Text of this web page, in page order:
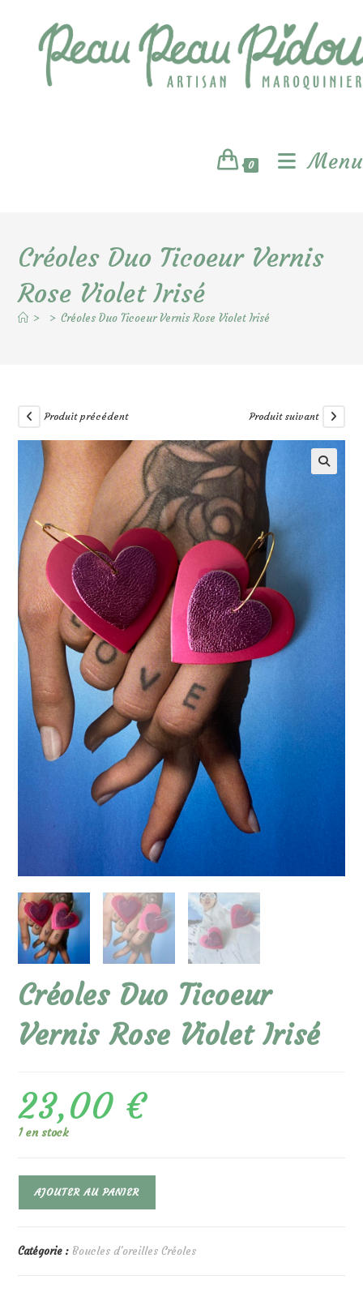
0 Menu
Créoles Duo Ticoeur Vernis
Rose Violet Irisé
> > Créoles Duo Ticoeur Vernis Rose Violet Irisé
Produit précédent Produit suivant
Créoles Duo Ticoeur
Vernis Rose Violet Irisé
23,00 €
1 en stock
Ticoeur
AJOUTER AU PANIER
Catégorie : Boucles d'oreilles Créoles